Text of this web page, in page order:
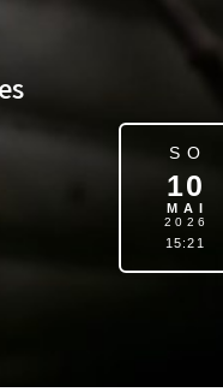
SO
10
MAI
2026
15:21